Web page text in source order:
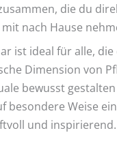
die du
nach Hause
ist ideal für alle,
Dimension von
bewusst
besondere Weise
und inspirierend.